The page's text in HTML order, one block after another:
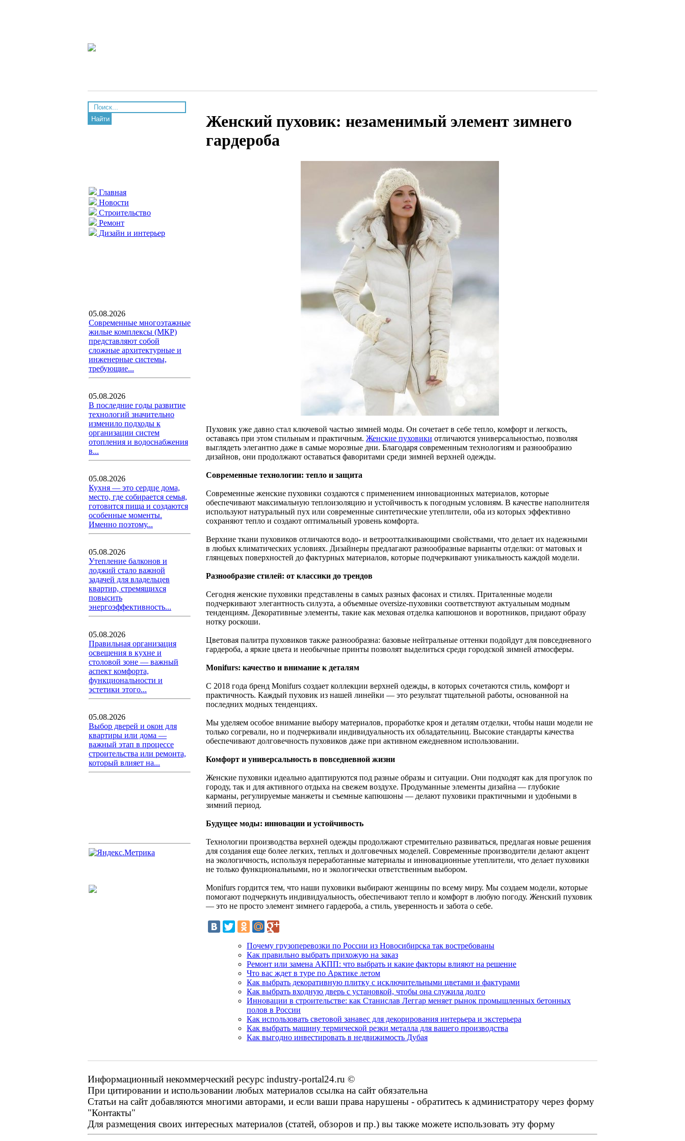
Найти
Главная
Новости
Строительство
Ремонт
Дизайн и интерьер
05.08.2026
Современные многоэтажные
жилые комплексы (МКР)
представляют собой
сложные архитектурные и
инженерные системы,
требующие...
05.08.2026
В последние годы развитие
технологий значительно
изменило подходы к
организации систем
отопления и водоснабжения
в...
05.08.2026
Кухня — это сердце дома,
место, где собирается семья,
готовится пища и создаются
особенные моменты.
Именно поэтому...
05.08.2026
Утепление балконов и
лоджий стало важной
задачей для владельцев
квартир, стремящихся
повысить
энергоэффективность...
05.08.2026
Правильная организация
освещения в кухне и
столовой зоне — важный
аспект комфорта,
функциональности и
эстетики этого...
05.08.2026
Выбор дверей и окон для
квартиры или дома —
важный этап в процессе
строительства или ремонта,
который влияет на...
Женский пуховик: незаменимый элемент зимнего
гардероба
Пуховик уже давно стал ключевой частью зимней моды. Он сочетает в себе тепло, комфорт и легкость,
оставаясь при этом стильным и практичным. Женские пуховики отличаются универсальностью, позволяя
выглядеть элегантно даже в самые морозные дни. Благодаря современным технологиям и разнообразию
дизайнов, они продолжают оставаться фаворитами среди зимней верхней одежды.
Современные технологии: тепло и защита
Современные женские пуховики создаются с применением инновационных материалов, которые
обеспечивают максимальную теплоизоляцию и устойчивость к погодным условиям. В качестве наполнителя
используют натуральный пух или современные синтетические утеплители, оба из которых эффективно
сохраняют тепло и создают оптимальный уровень комфорта.
Верхние ткани пуховиков отличаются водо- и ветроотталкивающими свойствами, что делает их надежными
в любых климатических условиях. Дизайнеры предлагают разнообразные варианты отделки: от матовых и
глянцевых поверхностей до фактурных материалов, которые подчеркивают уникальность каждой модели.
Разнообразие стилей: от классики до трендов
Сегодня женские пуховики представлены в самых разных фасонах и стилях. Приталенные модели
подчеркивают элегантность силуэта, а объемные oversize-пуховики соответствуют актуальным модным
тенденциям. Декоративные элементы, такие как меховая отделка капюшонов и воротников, придают образу
нотку роскоши.
Цветовая палитра пуховиков также разнообразна: базовые нейтральные оттенки подойдут для повседневного
гардероба, а яркие цвета и необычные принты позволят выделиться среди городской зимней атмосферы.
Monifurs: качество и внимание к деталям
С 2018 года бренд Monifurs создает коллекции верхней одежды, в которых сочетаются стиль, комфорт и
практичность. Каждый пуховик из нашей линейки — это результат тщательной работы, основанной на
последних модных тенденциях.
Мы уделяем особое внимание выбору материалов, проработке кроя и деталям отделки, чтобы наши модели не
только согревали, но и подчеркивали индивидуальность их обладательниц. Высокие стандарты качества
обеспечивают долговечность пуховиков даже при активном ежедневном использовании.
Комфорт и универсальность в повседневной жизни
Женские пуховики идеально адаптируются под разные образы и ситуации. Они подходят как для прогулок по
городу, так и для активного отдыха на свежем воздухе. Продуманные элементы дизайна — глубокие
карманы, регулируемые манжеты и съемные капюшоны — делают пуховики практичными и удобными в
зимний период.
Будущее моды: инновации и устойчивость
Технологии производства верхней одежды продолжают стремительно развиваться, предлагая новые решения
для создания еще более легких, теплых и долговечных моделей. Современные производители делают акцент
на экологичность, используя переработанные материалы и инновационные утеплители, что делает пуховики
не только функциональными, но и экологически ответственным выбором.
Monifurs гордится тем, что наши пуховики выбирают женщины по всему миру. Мы создаем модели, которые
помогают подчеркнуть индивидуальность, обеспечивают тепло и комфорт в любую погоду. Женский пуховик
— это не просто элемент зимнего гардероба, а стиль, уверенность и забота о себе.
Почему грузоперевозки по России из Новосибирска так востребованы
Как правильно выбрать прихожую на заказ
Ремонт или замена АКПП: что выбрать и какие факторы влияют на решение
Что вас ждет в туре по Арктике летом
Как выбрать декоративную плитку с исключительными цветами и фактурами
Как выбрать входную дверь с установкой, чтобы она служила долго
Инновации в строительстве: как Станислав Леггар меняет рынок промышленных бетонных
полов в России
Как использовать световой занавес для декорирования интерьера и экстерьера
Как выбрать машину термической резки металла для вашего производства
Как выгодно инвестировать в недвижимость Дубая
Информационный некоммерческий ресурс industry-portal24.ru ©
При цитировании и использовании любых материалов ссылка на сайт обязательна
Статьи на сайт добавляются многими авторами, и если ваши права нарушены - обратитесь к администратору через форму
"Контакты"
Для размещения своих интересных материалов (статей, обзоров и пр.) вы также можете использовать эту форму